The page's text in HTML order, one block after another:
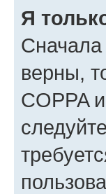
Я
Сначала
верны,
COPPA